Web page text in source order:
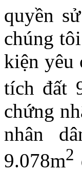
quyền
chúng
kiện yêu
tích đất
chứng
nhân
9.078m2